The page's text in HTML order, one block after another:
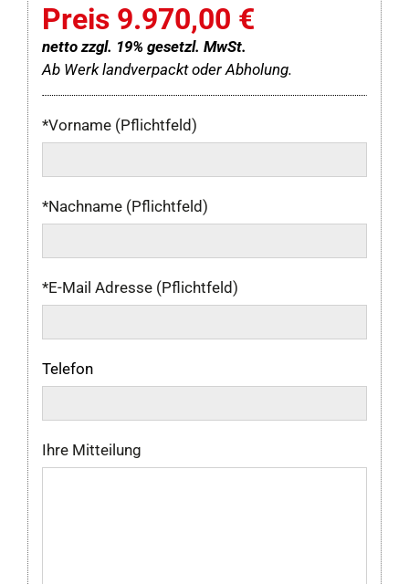
Preis 9.970,00 €
netto zzgl. 19% gesetzl. MwSt.
Ab Werk landverpackt oder Abholung.
*Vorname (Pflichtfeld)
*Nachname (Pflichtfeld)
*E-Mail Adresse (Pflichtfeld)
Telefon
Ihre Mitteilung